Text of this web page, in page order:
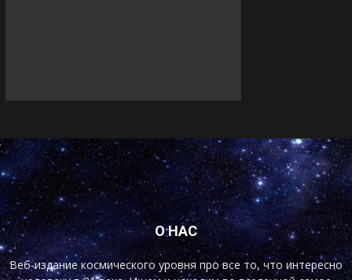
О НАС
Веб-издание космического уровня про все то, что интересно